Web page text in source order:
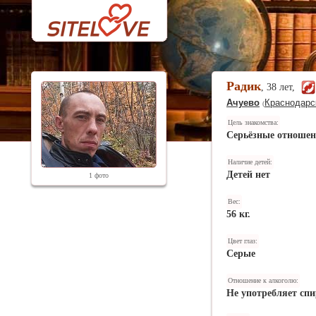
1 фото
Радик, 38 лет,
Ачуево (
Цель знакомства:
Серьёзные
Наличие детей:
Детей нет
Вес:
56 кг.
Цвет глаз:
Серые
Отношение к алкоголю:
Не употребляет